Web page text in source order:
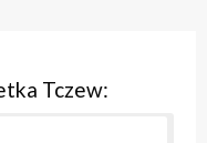
Tczew: